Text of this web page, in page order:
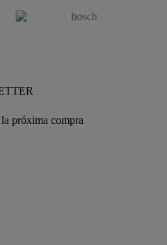
próxima compra